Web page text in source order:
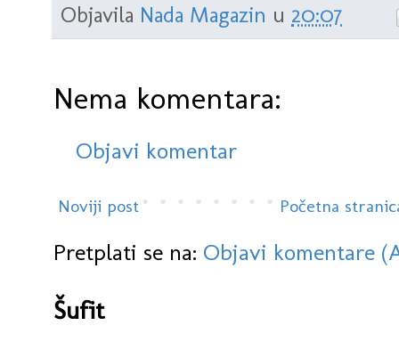
Objavila Nada Magazin u 20:07
Nema komentara:
Objavi komentar
Noviji post Početna
Pretplati se na: Objavi komentare
Šufit